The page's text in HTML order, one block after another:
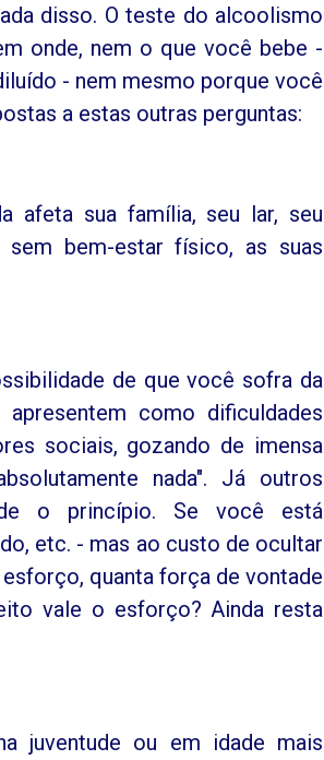
disso. O teste do alcoolismo
onde, nem o que você bebe -
- nem mesmo porque você
a estas outras perguntas:
afeta sua família, seu lar, seu
bem-estar físico, as suas
de que você sofra da
como dificuldades
sociais, gozando de imensa
nada". Já outros
o princípio. Se você está
etc. - mas ao custo de ocultar
quanta força de vontade
vale o esforço? Ainda resta
juventude ou em idade mais